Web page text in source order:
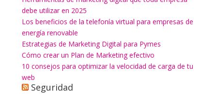
debe utilizar en 2025
Los beneficios de la telefonía virtual para empresas de
energía renovable
Estrategias de Marketing Digital para Pymes
Cómo crear un Plan de Marketing efectivo
10 consejos para optimizar la velocidad de carga de tu
web
Seguridad